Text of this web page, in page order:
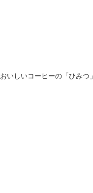
おいしいコーヒーの「ひみつ」